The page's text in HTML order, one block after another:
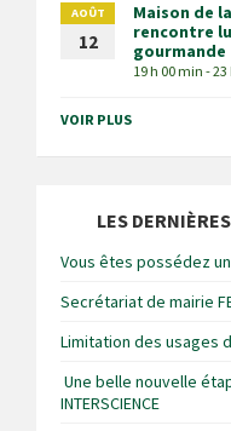
AOÛT
12
Maison de
rencontre
gourmande
19 h 00 min -
VOIR PLUS
LES
Vous êtes possédez
Secrétariat de mairie
Limitation des usages
Une belle nouvelle
INTERSCIENCE